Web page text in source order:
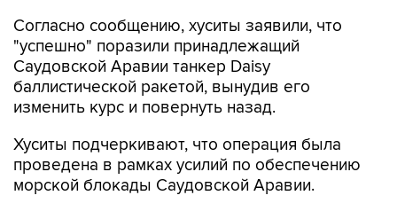
Согласно сообщению, хуситы заявили, что
"успешно" поразили принадлежащий
Саудовской Аравии танкер Daisy
баллистической ракетой, вынудив его
изменить курс и повернуть назад.
Хуситы подчеркивают, что операция была
проведена в рамках усилий по обеспечению
морской блокады Саудовской Аравии.